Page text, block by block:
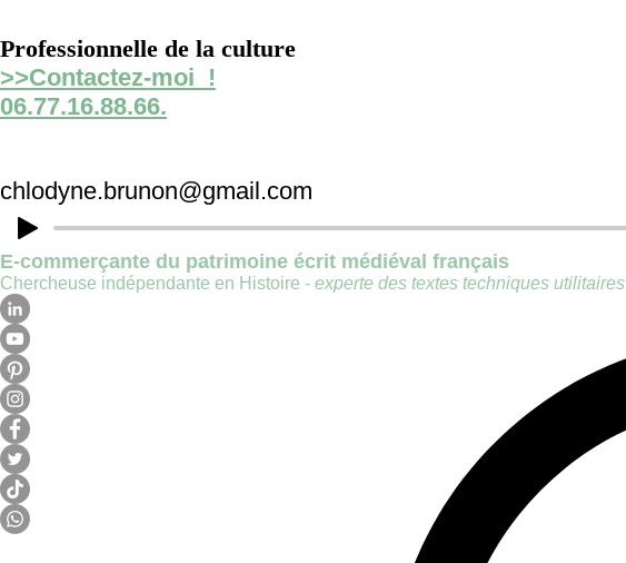
Professionnelle de la culture
>>Contactez-moi !
06.77.16.88.66.
chlodyne.brunon@gmail.com
E-commerçante du patrimoine écrit médiéval français
Chercheuse indépendante en Histoire - experte des textes techniques utilitaires